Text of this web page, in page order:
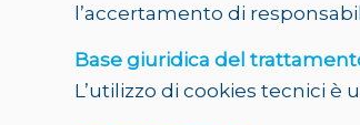
l’accertamento di
Base giuridica del
L’utilizzo di cookies tecnici